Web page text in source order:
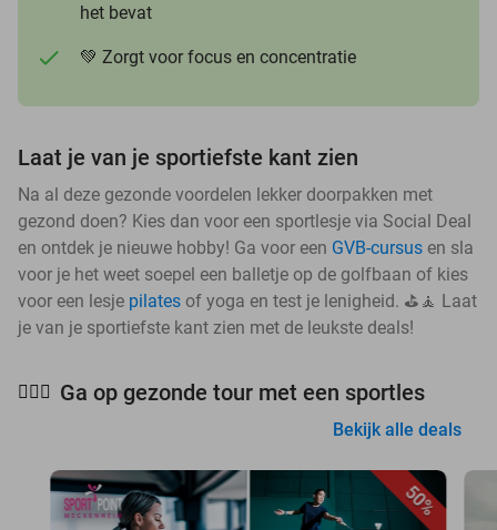
het bevat
💚 Zorgt voor focus en concentratie
Laat je van je sportiefste kant zien
Na al deze gezonde voordelen lekker doorpakken met
gezond doen? Kies dan voor een sportlesje via Social Deal
en ontdek je nieuwe hobby! Ga voor een GVB-cursus en sla
voor je het weet soepel een balletje op de golfbaan of kies
voor een lesje pilates of yoga en test je lenigheid. ⛳🧘 Laat
je van je sportiefste kant zien met de leukste deals!
🧘🏻‍♀️ Ga op gezonde tour met een sportles
Bekijk alle deals
50%